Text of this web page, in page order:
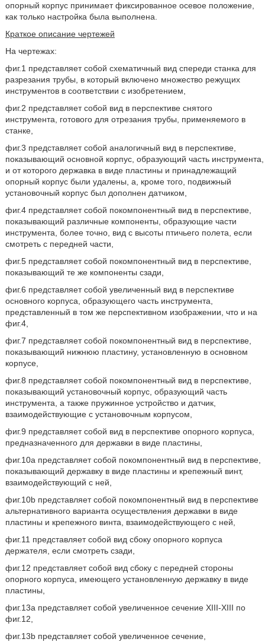
опорный корпус принимает фиксированное осевое положение,
как только настройка была выполнена.
Краткое описание чертежей
На чертежах:
фиг.1 представляет собой схематичный вид спереди станка для
разрезания трубы, в который включено множество режущих
инструментов в соответствии с изобретением,
фиг.2 представляет собой вид в перспективе снятого
инструмента, готового для отрезания трубы, применяемого в
станке,
фиг.3 представляет собой аналогичный вид в перспективе,
показывающий основной корпус, образующий часть инструмента,
и от которого державка в виде пластины и принадлежащий
опорный корпус были удалены, а, кроме того, подвижный
установочный корпус был дополнен датчиком,
фиг.4 представляет собой покомпонентный вид в перспективе,
показывающий различные компоненты, образующие части
инструмента, более точно, вид с высоты птичьего полета, если
смотреть с передней части,
фиг.5 представляет собой покомпонентный вид в перспективе,
показывающий те же компоненты сзади,
фиг.6 представляет собой увеличенный вид в перспективе
основного корпуса, образующего часть инструмента,
представленный в том же перспективном изображении, что и на
фиг.4,
фиг.7 представляет собой покомпонентный вид в перспективе,
показывающий нижнюю пластину, установленную в основном
корпусе,
фиг.8 представляет собой покомпонентный вид в перспективе,
показывающий установочный корпус, образующий часть
инструмента, а также пружинное устройство и датчик,
взаимодействующие с установочным корпусом,
фиг.9 представляет собой вид в перспективе опорного корпуса,
предназначенного для державки в виде пластины,
фиг.10a представляет собой покомпонентный вид в перспективе,
показывающий державку в виде пластины и крепежный винт,
взаимодействующий с ней,
фиг.10b представляет собой покомпонентный вид в перспективе
альтернативного варианта осуществления державки в виде
пластины и крепежного винта, взаимодействующего с ней,
фиг.11 представляет собой вид сбоку опорного корпуса
держателя, если смотреть сзади,
фиг.12 представляет собой вид сбоку с передней стороны
опорного корпуса, имеющего установленную державку в виде
пластины,
фиг.13a представляет собой увеличенное сечение XIII-XIII по
фиг.12,
фиг.13b представляет собой увеличенное сечение,